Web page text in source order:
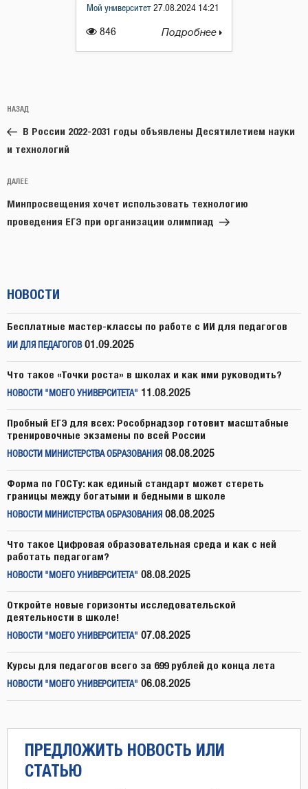
846
Мой университет 27.08.2024 14:21
Подробнее
по
записям
Предыдущая
запись:
НАЗАД
В России 2022-2031 годы объявлены Десятилетием науки
и технологий
Следующая
запись
ДАЛЕЕ
Минпросвещения хочет использовать технологию
проведения ЕГЭ при организации олимпиад
НОВОСТИ
Бесплатные мастер-классы по работе с ИИ для педагогов
ИИ ДЛЯ ПЕДАГОГОВ 01.09.2025
Что такое «Точки роста» в школах и как ими руководить?
НОВОСТИ "МОЕГО УНИВЕРСИТЕТА" 11.08.2025
Пробный ЕГЭ для всех: Рособрнадзор готовит масштабные
тренировочные экзамены по всей России
НОВОСТИ МИНИСТЕРСТВА ОБРАЗОВАНИЯ 08.08.2025
Форма по ГОСТу: как единый стандарт может стереть
границы между богатыми и бедными в школе
НОВОСТИ МИНИСТЕРСТВА ОБРАЗОВАНИЯ 08.08.2025
Что такое Цифровая образовательная среда и как с ней
работать педагогам?
НОВОСТИ "МОЕГО УНИВЕРСИТЕТА" 08.08.2025
Откройте новые горизонты исследовательской
деятельности в школе!
НОВОСТИ "МОЕГО УНИВЕРСИТЕТА" 07.08.2025
Курсы для педагогов всего за 699 рублей до конца лета
НОВОСТИ "МОЕГО УНИВЕРСИТЕТА" 06.08.2025
ПРЕДЛОЖИТЬ НОВОСТЬ ИЛИ
СТАТЬЮ